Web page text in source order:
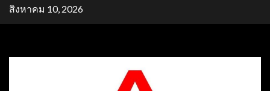
Skipสิงหาคม 10, 2026